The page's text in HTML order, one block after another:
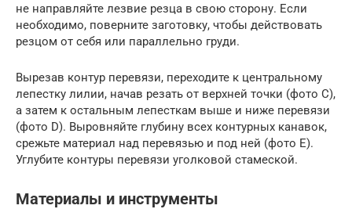
не направляйте лезвие резца в свою сторону. Если
необходимо, поверните заготовку, чтобы действовать
резцом от себя или параллельно груди.
Вырезав контур перевязи, переходите к центральному
лепестку лилии, начав резать от верхней точки (фото С),
а затем к остальным лепесткам выше и ниже перевязи
(фото D). Выровняйте глубину всех контурных канавок,
срежьте материал над перевязью и под ней (фото Е).
Углубите контуры перевязи уголковой стамеской.
Материалы и инструменты